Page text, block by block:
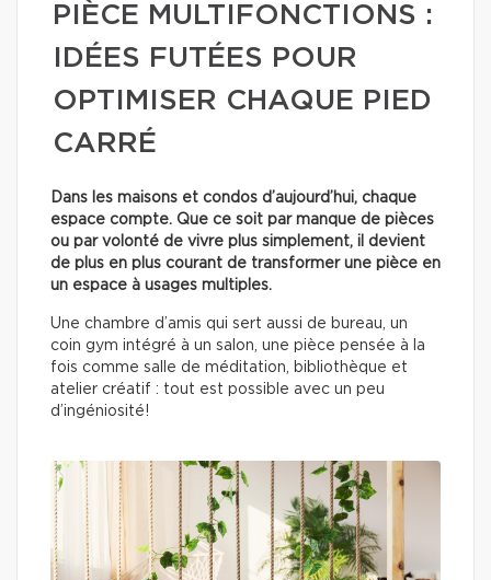
PIÈCE MULTIFONCTIONS :
IDÉES FUTÉES POUR
OPTIMISER CHAQUE PIED
CARRÉ
Dans les maisons et condos d’aujourd’hui, chaque
espace compte. Que ce soit par manque de pièces
ou par volonté de vivre plus simplement, il devient
de plus en plus courant de transformer une pièce en
un espace à usages multiples.
Une chambre d’amis qui sert aussi de bureau, un
coin gym intégré à un salon, une pièce pensée à la
fois comme salle de méditation, bibliothèque et
atelier créatif : tout est possible avec un peu
d’ingéniosité!